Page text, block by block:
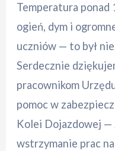
Temperatura ponad
ogień, dym i
uczniów — to był
Serdecznie
pracownikom
pomoc w
Kolei Dojazdowej —
wstrzymanie prac